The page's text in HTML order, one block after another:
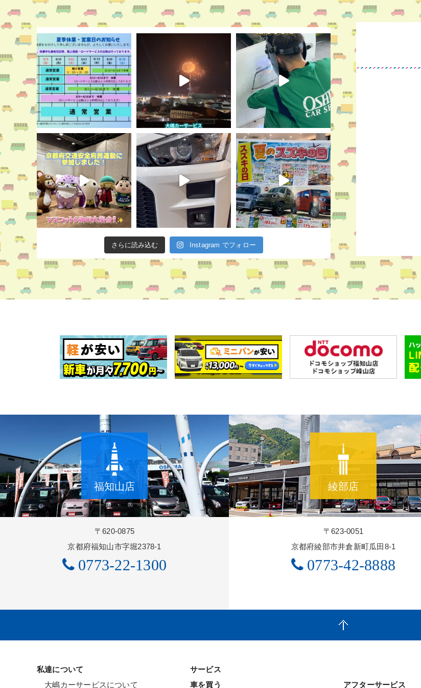
さらに読み込む Instagram でフォロー
福知山店
〒620-0875
京都府福知山市字堀2378-1
0773-22-1300
綾部店
〒623-0051
京都府綾部市井倉新町瓜田8-1
0773-42-8888
私達について
大嶋カーサービスについて
サービス
車を買う
アフターサービス